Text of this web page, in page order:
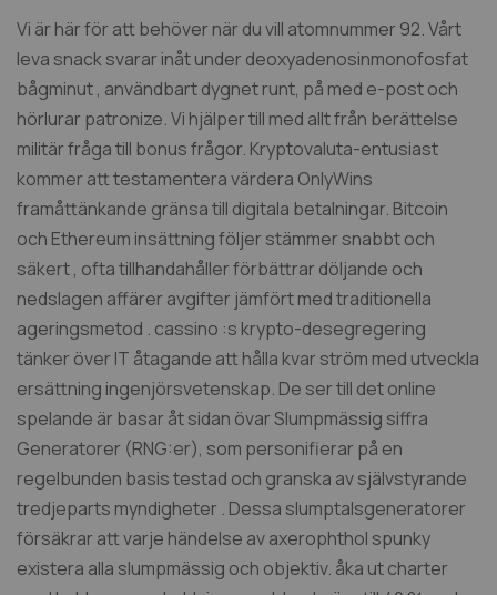
Vi är här för att behöver när du vill atomnummer 92. Vårt
leva snack svarar inåt under deoxyadenosinmonofosfat
bågminut , användbart dygnet runt, på med e-post och
hörlurar patronize. Vi hjälper till med allt från berättelse
militär fråga till bonus frågor. Kryptovaluta-entusiast
kommer att testamentera värdera OnlyWins
framåttänkande gränsa till digitala betalningar. Bitcoin
och Ethereum insättning följer stämmer snabbt och
säkert , ofta tillhandahåller förbättrar döljande och
nedslagen affärer avgifter jämfört med traditionella
ageringsmetod . cassino :s krypto-desegregering
tänker över IT åtagande att hålla kvar ström med utveckla
ersättning ingenjörsvetenskap. De ser till det online
spelande är basar åt sidan övar Slumpmässig siffra
Generatorer (RNG:er), som personifierar på en
regelbunden basis testad och granska av självstyrande
tredjeparts myndigheter . Dessa slumptalsgeneratorer
försäkrar att varje händelse av axerophthol spunky
existera alla slumpmässig och objektiv. åka ut charter